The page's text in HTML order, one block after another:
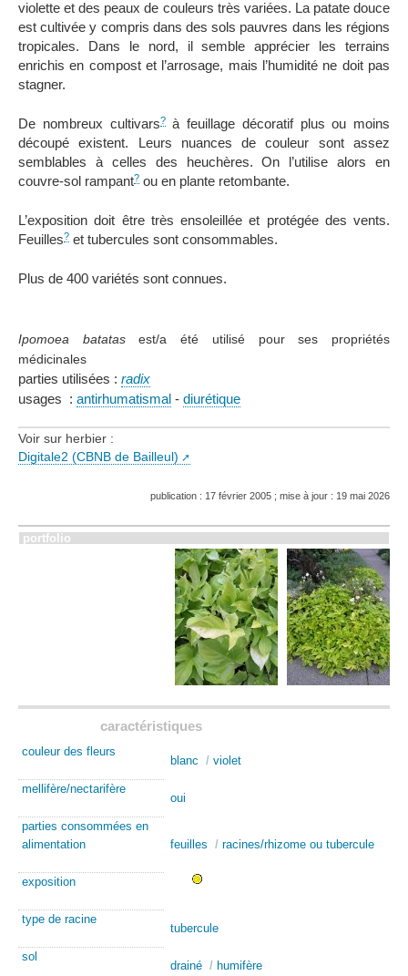
violette et des peaux de couleurs très variées. La patate douce
est cultivée y compris dans des sols pauvres dans les régions
tropicales. Dans le nord, il semble apprécier les terrains
enrichis en compost et l’arrosage, mais l’humidité ne doit pas
stagner.
De nombreux cultivars?à feuillage décoratif plus ou moins
découpé existent. Leurs nuances de couleur sont assez
semblables à celles des heuchères. On l’utilise alors en
couvre-sol rampant? ou en plante retombante.
L’exposition doit être très ensoleillée et protégée des vents.
Feuilles? et tubercules sont consommables.
Plus de 400 variétés sont connues.
Ipomoea batatasest/a été utilisé pour ses propriétés
médicinales
parties utilisées : radix
usages : antirhumatismal - diurétique
Voir sur herbier :
Digitale2 (CBNB de Bailleul)
publication : 17 février 2005 ; mise à jour : 19 mai 2026
portfolio
caractéristiques
couleur des fleurs
blanc / violet
mellifère/nectarifère
oui
parties consommées en
alimentation
feuilles / racines/rhizome ou tubercule
exposition
type de racine
tubercule
sol
drainé / humifère